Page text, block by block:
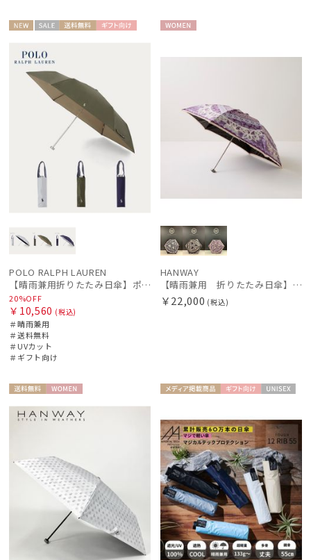
ル
WOME
N
POLO RALPH LAUREN
【晴雨兼用折りたたみ日傘】ポロ ラルフ ローレン (POLO RALPH LAUREN) 無地POLOPONY刺繍 遮光 遮熱 UV
20%OFF
￥10,560 (税込)
＃晴雨兼用
＃送料無料
＃UVカット
＃ギフト向け
HANWAY
【晴雨兼用 折りたたみ日傘】ハンウェイ（ＨＡＮＷＡＹ）Vestido de frida（べスティード・デ・フリーダ）
￥22,000 (税込)
料
N